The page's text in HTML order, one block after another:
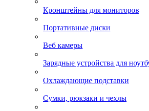
Кронштейны для мониторов
Портативные диски
Веб камеры
Зарядные устройства для
Охлаждающие подставки
Сумки, рюкзаки и чехлы